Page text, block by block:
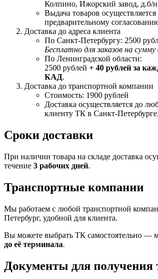
Колпино, Ижорский завод,
Выдача товаров
предварительному
Доставка до адреса клиента
По Санкт-Петербургу: 2500
Бесплатно для заказов на
По Ленинградской области:
2500 рублей + 40 рублей за
КАД.
Доставка до транспортной компании
Стоимость: 1900 рублей
Доставка осуществляется до
клиенту ТК в Санкт-Петербурге.
Сроки доставки
При наличии товара на складе доставка
течение 3 рабочих дней.
Транспортные компании
Мы работаем с любой транспортной
Петербург, удобной для клиента.
Вы можете выбрать ТК самостоятельно —
до её терминала.
Документы для получения